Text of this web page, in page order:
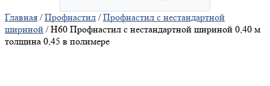
Главная /Профнастил /Профнастил с нестандартной
шириной / Н60 Профнастил с нестандартной шириной 0,40 м
толщина 0,45 в полимере